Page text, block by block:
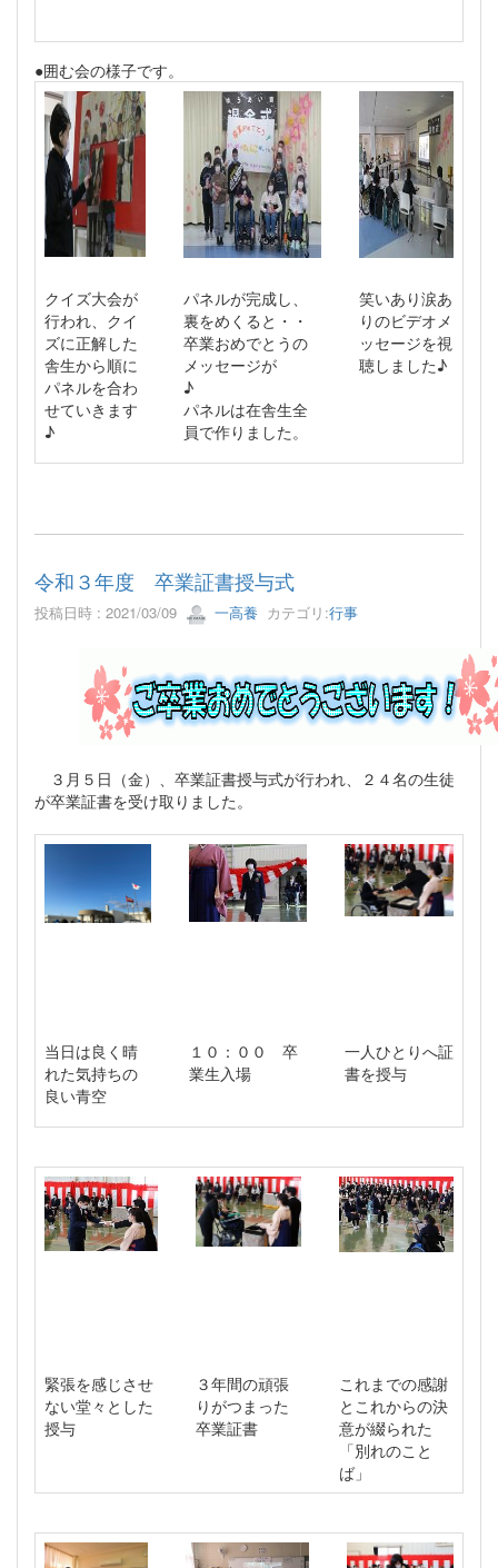
●囲む会の様子です。
クイズ大会が
行われ、クイ
ズに正解した
舎生から順に
パネルを合わ
せていきます
♪
パネルが完成し、
裏をめくると・・
卒業おめでとうの
メッセージが
♪
パネルは在舎生全
員で作りました。
笑いあり涙あ
りのビデオメ
ッセージを視
聴しました♪
令和３年度 卒業証書授与式
投稿日時 : 2021/03/09 一高養 カテゴリ:行事
３月５日（金）、卒業証書授与式が行われ、２４名の生徒
が卒業証書を受け取りました。
当日は良く晴
れた気持ちの
良い青空
１０：００ 卒
業生入場
一人ひとりへ証
書を授与
緊張を感じさせ
ない堂々とした
授与
３年間の頑張
りがつまった
卒業証書
これまでの感謝
とこれからの決
意が綴られた
「別れのこと
ば」